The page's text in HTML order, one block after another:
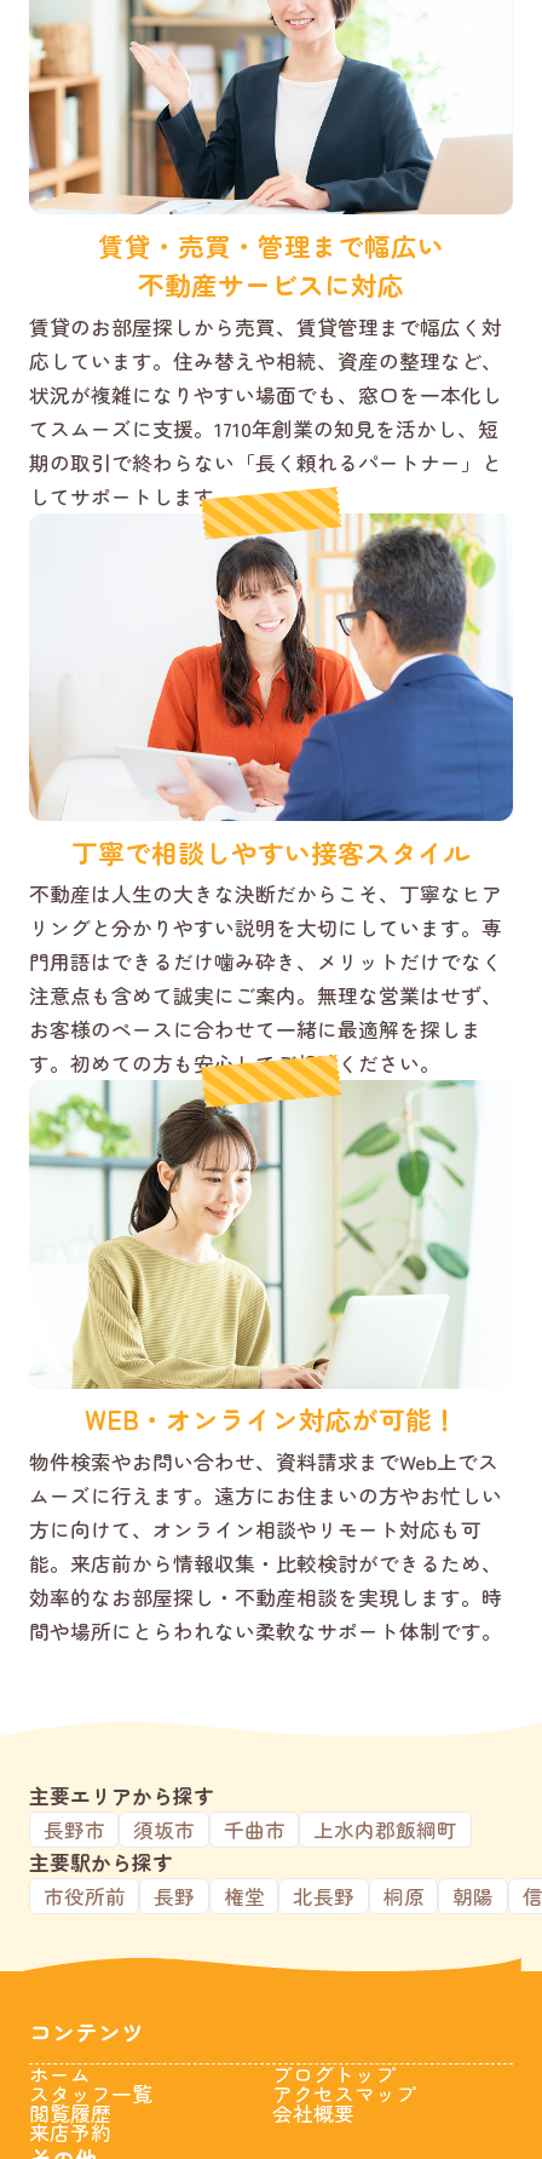
賃貸・売買・管理まで幅広い
不動産サービスに対応
賃貸のお部屋探しから売買、賃貸管理まで幅広く対
応しています。住み替えや相続、資産の整理など、
状況が複雑になりやすい場面でも、窓口を一本化し
てスムーズに支援。1710年創業の知見を活かし、短
期の取引で終わらない「長く頼れるパートナー」と
してサポートします。
丁寧で相談しやすい接客スタイル
不動産は人生の大きな決断だからこそ、丁寧なヒア
リングと分かりやすい説明を大切にしています。専
門用語はできるだけ噛み砕き、メリットだけでなく
注意点も含めて誠実にご案内。無理な営業はせず、
お客様のペースに合わせて一緒に最適解を探しま
す。初めての方も安心してご相談ください。
WEB・オンライン対応が可能！
物件検索やお問い合わせ、資料請求までWeb上でス
ムーズに行えます。遠方にお住まいの方やお忙しい
方に向けて、オンライン相談やリモート対応も可
能。来店前から情報収集・比較検討ができるため、
効率的なお部屋探し・不動産相談を実現します。時
間や場所にとらわれない柔軟なサポート体制です。
主要エリアから探す
長野市
須坂市 千曲市
上水内郡飯綱町
主要駅から探す
市役所前
長野 権堂 北長野 桐原 朝陽
コンテンツ
ホーム
スタッフ一覧
閲覧履歴
来店予約
ブログトップ
アクセスマップ
会社概要